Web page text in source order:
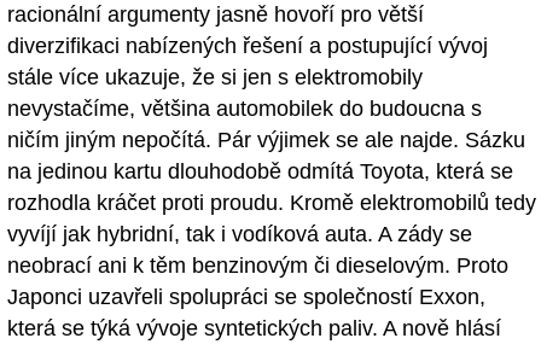
racionální argumenty jasně hovoří pro větší
diverzifikaci nabízených řešení a postupující vývoj
stále více ukazuje, že si jen s elektromobily
nevystačíme, většina automobilek do budoucna s
ničím jiným nepočítá. Pár výjimek se ale najde. Sázku
na jedinou kartu dlouhodobě odmítá Toyota, která se
rozhodla kráčet proti proudu. Kromě elektromobilů tedy
vyvíjí jak hybridní, tak i vodíková auta. A zády se
neobrací ani k těm benzinovým či dieselovým. Proto
Japonci uzavřeli spolupráci se společností Exxon,
která se týká vývoje syntetických paliv. A nově hlásí